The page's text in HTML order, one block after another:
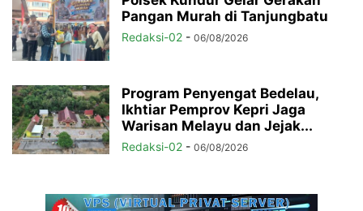
Pangan Murah di Tanjungbatu
Redaksi-02 - 06/08/2026
Program Penyengat Bedelau,
Ikhtiar Pemprov Kepri Jaga
Warisan Melayu dan Jejak...
Redaksi-02 - 06/08/2026